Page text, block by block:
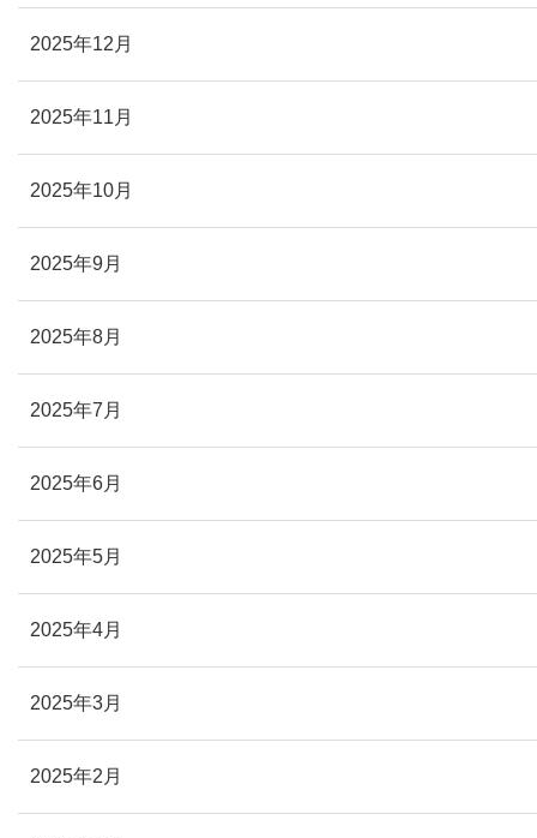
2025年12月
2025年11月
2025年10月
2025年9月
2025年8月
2025年7月
2025年6月
2025年5月
2025年4月
2025年3月
2025年2月